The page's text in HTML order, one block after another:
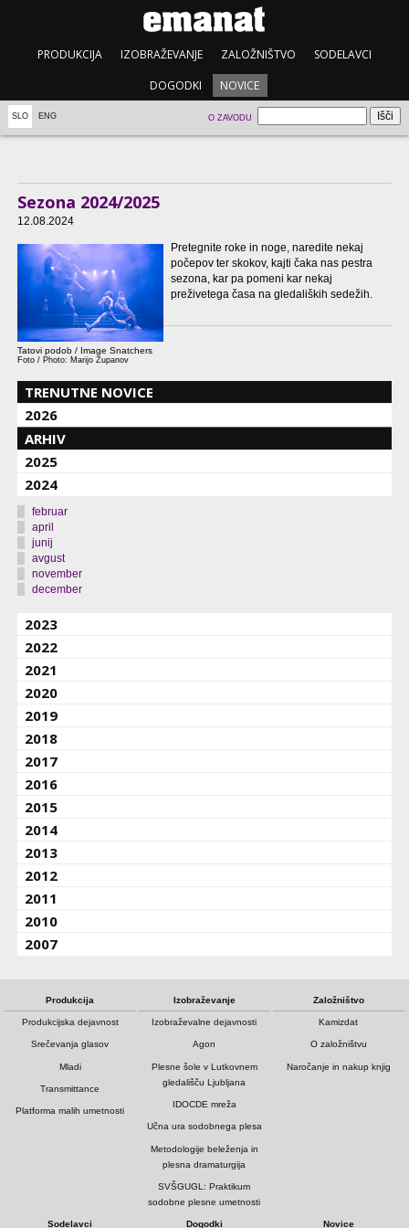
PRODUKCIJA IZOBRAŽEVANJE ZALOŽNIŠTVO SODELAVCI
DOGODKI NOVICE
SLO ENG O ZAVODU
Sezona 2024/2025
12.08.2024
Tatovi podob / Image Snatchers
Foto / Photo: Marijo Zupanov
Pretegnite roke in noge, naredite nekaj
počepov ter skokov, kajti čaka nas pestra
sezona, kar pa pomeni kar nekaj
preživetega časa na gledaliških sedežih.
TRENUTNE NOVICE
2026
ARHIV
2025
2024
februar
april
junij
avgust
november
december
2023
2022
2021
2020
2019
2018
2017
2016
2015
2014
2013
2012
2011
2010
2007
Produkcija
Produkcijska dejavnost
Srečevanja glasov
Mladi
Transmittance
Platforma malih umetnosti
Izobraževanje
Izobraževalne dejavnosti
Agon
Plesne šole v Lutkovnem
gledališču Ljubljana
IDOCDE mreža
Učna ura sodobnega plesa
Metodologije beleženja in
plesna dramaturgija
SVŠGUGL: Praktikum
sodobne plesne umetnosti
Založništvo
Kamizdat
O založništvu
Naročanje in nakup knjig
Sodelavci Dogodki Novice